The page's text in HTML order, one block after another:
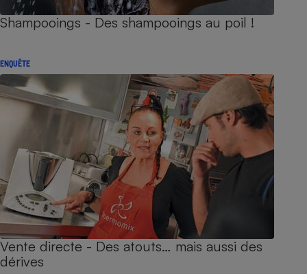
Shampooings - Des shampooings au poil !
ENQUÊTE
Vente directe - Des atouts… mais aussi des
dérives